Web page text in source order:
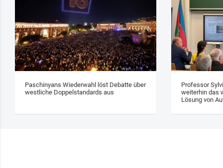
Paschinyans Wiederwahl löst Debatte über
westliche Doppelstandards aus
Professor
weiterhin das
Lösung von